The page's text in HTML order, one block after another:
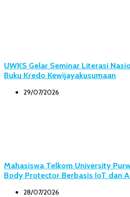
UWKS Gelar Seminar Literasi
Buku Kredo Kewijayakusumaan
29/07/2026
Mahasiswa Telkom University
Body Protector Berbasis IoT dan
28/07/2026